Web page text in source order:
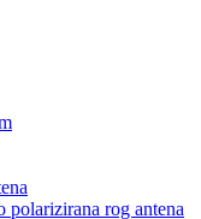
polarizirana rog antena